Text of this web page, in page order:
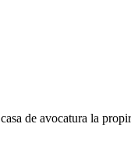
de avocatura la